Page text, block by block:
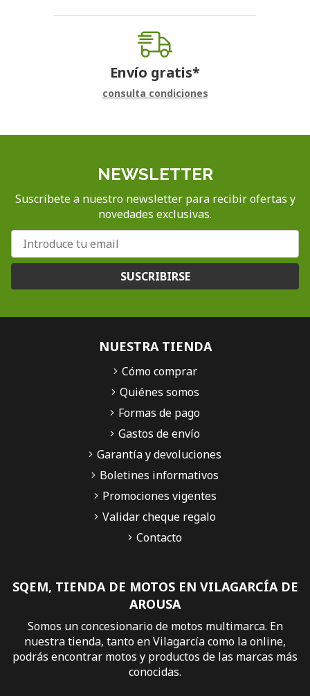
Envío gratis*
consulta condiciones
NEWSLETTER
Suscríbete a nuestro newsletter para recibir ofertas y
novedades exclusivas.
SUSCRIBIRSE
SQEM, TIENDA DE MOTOS EN VILAGARCÍA DE
AROUSA
Somos un concesionario de motos multimarca. En
nuestra tienda, tanto en Vilagarcía como la online,
podrás encontrar motos y productos de las marcas más
conocidas.
NUESTRA TIENDA
Cómo comprar
Quiénes somos
Formas de pago
Gastos de envío
Garantía y devoluciones
Boletines informativos
Promociones vigentes
Validar cheque regalo
Contacto